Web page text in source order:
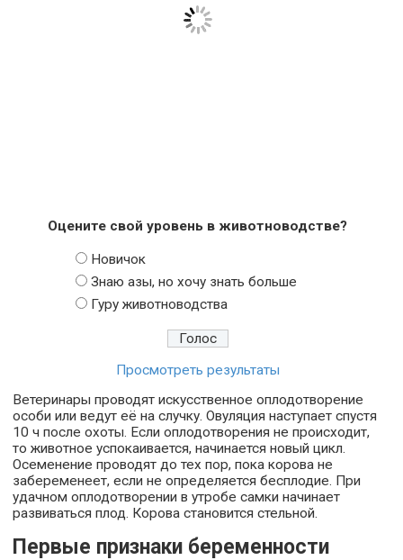
Оцените свой уровень в животноводстве?
Новичок
Знаю азы, но хочу знать больше
Гуру животноводства
Просмотреть результаты
Ветеринары проводят искусственное оплодотворение
особи или ведут её на случку. Овуляция наступает спустя
10 ч после охоты. Если оплодотворения не происходит,
то животное успокаивается, начинается новый цикл.
Осеменение проводят до тех пор, пока корова не
забеременеет, если не определяется бесплодие. При
удачном оплодотворении в утробе самки начинает
развиваться плод. Корова становится стельной.
Первые признаки беременности